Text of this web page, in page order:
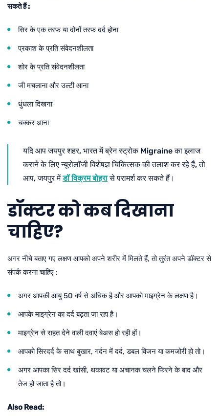
सकते हैं :
सिर के एक तरफ या दोनों तरफ दर्द होना
प्रकाश के प्रति संवेदनशीलता
शोर के प्रति संवेदनशीलता
जी मचलाना और उल्टी आना
धुंधला दिखना
चक्कर आना
यदि आप जयपुर शहर, भारत में ब्रेन स्ट्रोक Migraine का इलाज
कराने के लिए न्यूरोलॉजी विशेषज्ञ चिकित्सक की तलाश कर रहे हैं, तो
आप, जयपुर मेंडॉ विक्रम बोहरासे परामर्श कर सकते हैं।
डॉक्टर को कब दिखाना
चाहिए?
अगर नीचे बताए गए लक्षण आपको अपने शरीर में मिलते हैं, तो तुरंत अपने डॉक्टर से
संपर्क करना चाहिए :
अगर आपकी आयु 50 वर्ष से अधिक है और आपको माइग्रेन के लक्षण है।
आपके माइग्रेन का दर्द बढ़ता जा रहा है।
माइग्रेन से राहत देने वाली दवाएं बेअस हो रही हों।
आपको सिरदर्द के साथ बुखार, गर्दन में दर्द, डबल विजन या कमजोरी हो तो।
अगर आपका सिर दर्द खांसी, थकावट या अचानक चलने फिरने के बाद और
तेज हो जाता है तो।
Also Read: